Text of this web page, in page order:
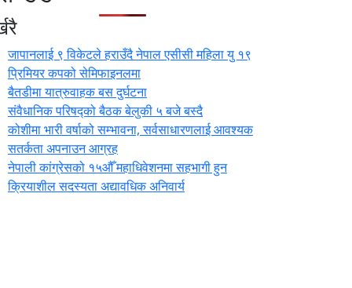
जापानलाई ९ विकेटले हराउँदै नेपाल एसीसी महिला यु १९
प्रिमियर कपको सेमिफाइनलमा
बैतडीमा यात्रुवाहक बस दुर्घटना
संवैधानिक परिषद्को बैठक बेलुकी ५ बजे बस्दै
कोशीमा भारी वर्षाको सम्भावना, सर्वसाधारणलाई आवश्यक
सतर्कता अपनाउन आग्रह
नेपाली कांग्रेसको १५औँ महाधिवेशनमा सहभागी हुन
क्रियाशील सदस्यता अद्यावधिक अनिवार्य